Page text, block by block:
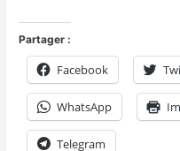
Partager :
Facebook
WhatsApp
Telegram